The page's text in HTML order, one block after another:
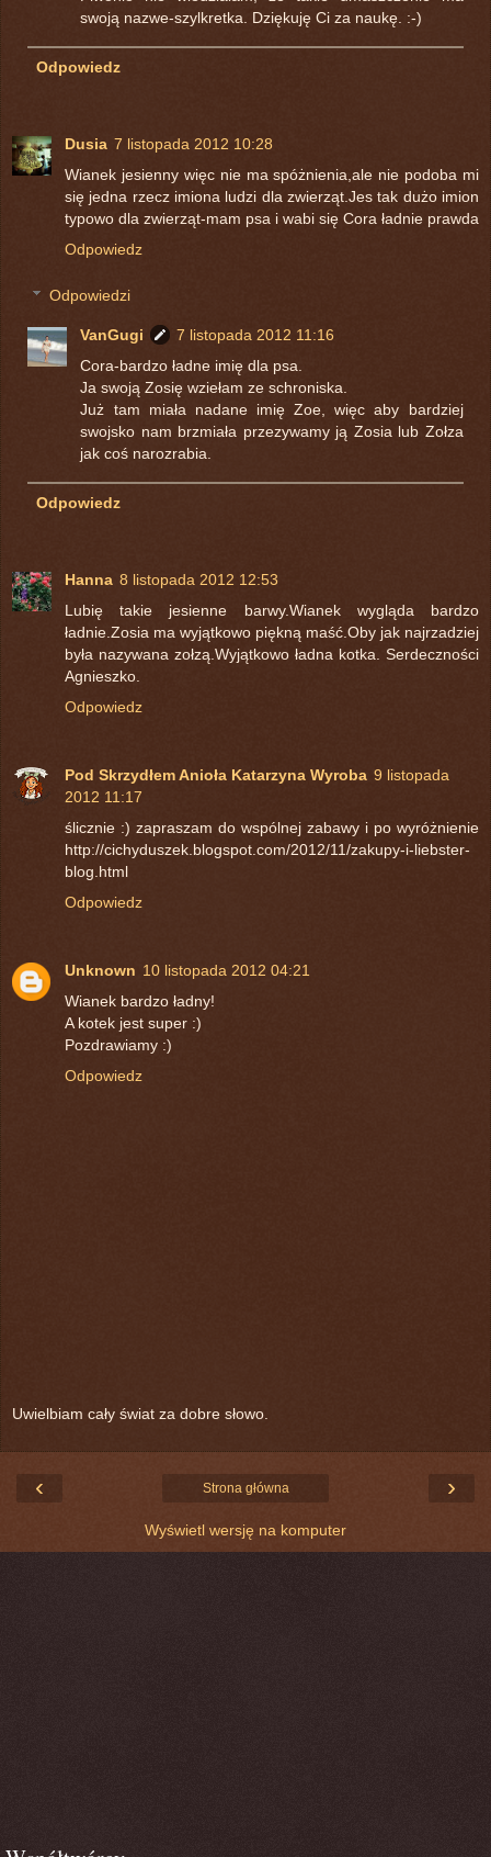
swoją nazwe-szylkretka. Dziękuję Ci za naukę. :-)
Odpowiedz
Dusia 7 listopada 2012 10:28
Wianek jesienny więc nie ma spóżnienia,ale nie podoba mi
się jedna rzecz imiona ludzi dla zwierząt.Jes tak dużo imion
typowo dla zwierząt-mam psa i wabi się Cora ładnie prawda
Odpowiedz
Odpowiedzi
VanGugi
7 listopada 2012 11:16
Cora-bardzo ładne imię dla psa.
Ja swoją Zosię wziełam ze schroniska.
Już tam miała nadane imię Zoe, więc aby bardziej
swojsko nam brzmiała przezywamy ją Zosia lub Zołza
jak coś narozrabia.
Odpowiedz
Hanna 8 listopada 2012 12:53
Lubię takie jesienne barwy.Wianek wygląda bardzo
ładnie.Zosia ma wyjątkowo piękną maść.Oby jak najrzadziej
była nazywana zołzą.Wyjątkowo ładna kotka. Serdeczności
Agnieszko.
Odpowiedz
Pod Skrzydłem Anioła Katarzyna Wyroba 9 listopada
2012 11:17
ślicznie :) zapraszam do wspólnej zabawy i po wyróżnienie
http://cichyduszek.blogspot.com/2012/11/zakupy-i-liebster-
blog.html
Odpowiedz
Unknown 10 listopada 2012 04:21
Wianek bardzo ładny!
A kotek jest super :)
Pozdrawiamy :)
Odpowiedz
Uwielbiam cały świat za dobre słowo.
‹ ›
Strona główna
Wyświetl wersję na komputer